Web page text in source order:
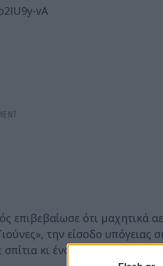
vA
επιβεβαίωσε ότι
την είσοδο υπόγειας
κι ένα σχολείο στη